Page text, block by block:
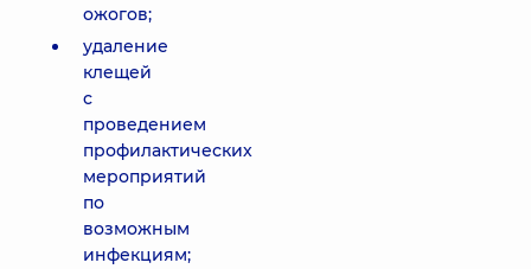
ожогов;
удаление
клещей
с
проведением
профилактических
мероприятий
по
возможным
инфекциям;